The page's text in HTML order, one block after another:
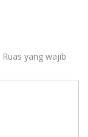
Ruas yang wajib